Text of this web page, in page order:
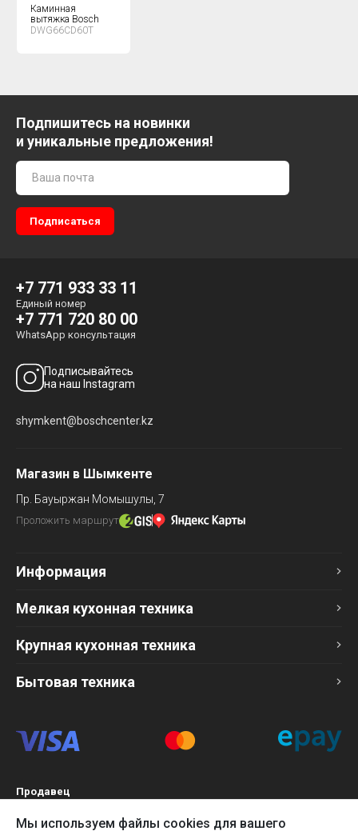
Каминная
вытяжка Bosch
DWG66CD60T
Подпишитесь на новинки
и уникальные предложения!
+7 771 933 33 11
Единый номер
+7 771 720 80 00
WhatsApp консультация
Подписывайтесь
на наш Instagram
shymkent@boschcenter.kz
Магазин в Шымкенте
Пр. Бауыржан Момышулы, 7
Проложить маршрут
Информация
Мелкая кухонная техника
Крупная кухонная техника
Бытовая техника
Продавец
БИН 120140015907
Мы используем файлы cookies для вашего